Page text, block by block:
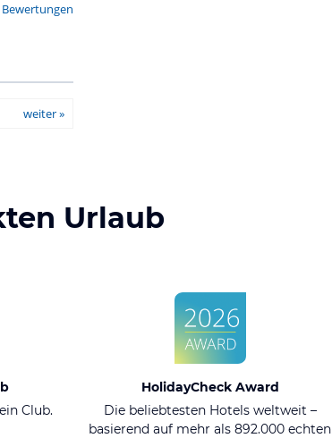
Bewertungen
weiter »
Urlaub
Club.
HolidayCheck Award
Die beliebtesten Hotels weltweit –
basierend auf mehr als 892.000 echten